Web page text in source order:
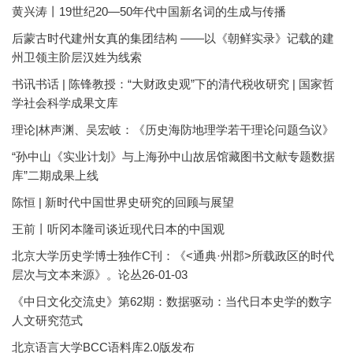
黄兴涛丨19世纪20—50年代中国新名词的生成与传播
后蒙古时代建州女真的集团结构 ——以《朝鲜实录》记载的建
州卫领主阶层汉姓为线索
书讯书话 | 陈锋教授：“大财政史观”下的清代税收研究 | 国家哲
学社会科学成果文库
理论|林声渊、吴宏岐：《历史海防地理学若干理论问题刍议》
“孙中山《实业计划》与上海孙中山故居馆藏图书文献专题数据
库”二期成果上线
陈恒 | 新时代中国世界史研究的回顾与展望
王前丨听冈本隆司谈近现代日本的中国观
北京大学历史学博士独作C刊：《<通典·州郡>所载政区的时代
层次与文本来源》。论丛26-01-03
《中日文化交流史》第62期：数据驱动：当代日本史学的数字
人文研究范式
北京语言大学BCC语料库2.0版发布